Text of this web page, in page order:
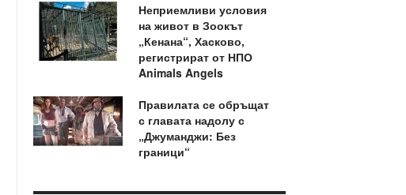
Неприемливи условия
на живот в Зоокът
„Кенана“, Хасково,
регистрират от НПО
Animals Angels
Правилата се обръщат
с главата надолу с
„Джуманджи: Без
граници“